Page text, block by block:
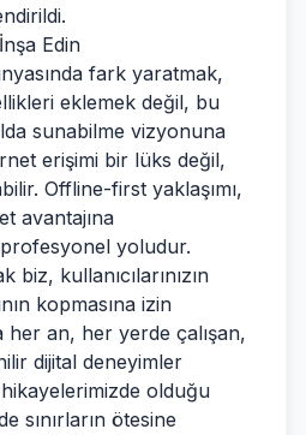
Edin
fark yaratmak,
eklemek değil, bu
sunabilme vizyonuna
erişimi bir lüks değil,
Offline-first yaklaşımı,
avantajına
yoludur.
kullanıcılarınızın
kopmasına izin
an, her yerde çalışan,
dijital deneyimler
olduğu
sınırların ötesine